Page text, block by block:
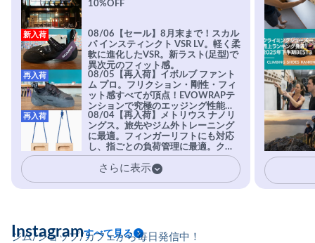
10%OFF
08/06【セール】8月末まで！スカル
パ インスティンクト VSR LV。軽く柔
軟に進化したVSR。新ラスト(足型)で
異次元のフィット感。
新入荷
08/05【再入荷】イボルブ ファント
ム プロ。フリクション・剛性・フィ
ット感すべてが頂点！EVOWRAPテ
ンションで究極のエッジング性能を
実現。進化系ラバーEvo-74はTRAX
を凌駕する粘着力で極小ホールドに
安心感。
再入荷
08/04【再入荷】メトリウス ナノリ
ングス。旅先やジム外トレーニング
に最適。フィンガーリフトにも対応
し、指ごとの負荷管理に最適。クラ
イマーの指を本気で鍛えるギア。
再入荷
さらに表示
ジム/ショップ/カフェから毎日発信中！
Instagramすべて見る